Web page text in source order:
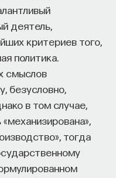
деятель,
критериев того,
политика.
смыслов
безусловно,
в том случае,
тогда
этому,
бы она ни была,
и терпимой.
главе
главе 4 может
не ведет ли
Да, стоики
они вследствие